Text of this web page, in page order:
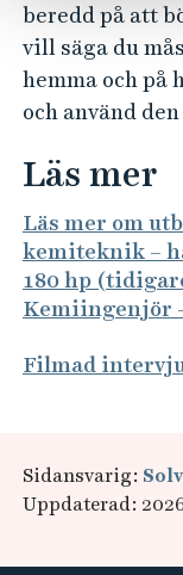
beredd på att
vill säga du
hemma och på
och använd
Läs mer
Läs mer om
kemiteknik –
180 hp
Kemiingenjör
Filmad
Sidansvarig:
Uppdaterad: